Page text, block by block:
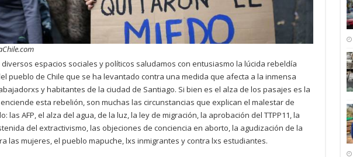
diversos espacios sociales y políticos saludamos con entusiasmo la lúcida rebeldía
pueblo de Chile que se ha levantado contra una medida que afecta a la inmensa
y habitantes de la ciudad de Santiago. Si bien es el alza de los pasajes es la
esta rebelión, son muchas las circunstancias que explican el malestar de
las AFP, el alza del agua, de la luz, la ley de migración, la aprobación del TTPP11, la
del extractivismo, las objeciones de conciencia en aborto, la agudización de la
las mujeres, el pueblo mapuche, lxs inmigrantes y contra lxs estudiantes.